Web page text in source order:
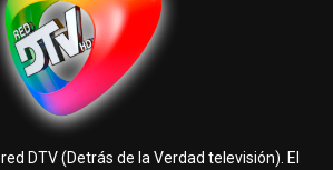
DTV (Detrás de la Verdad televisión). El